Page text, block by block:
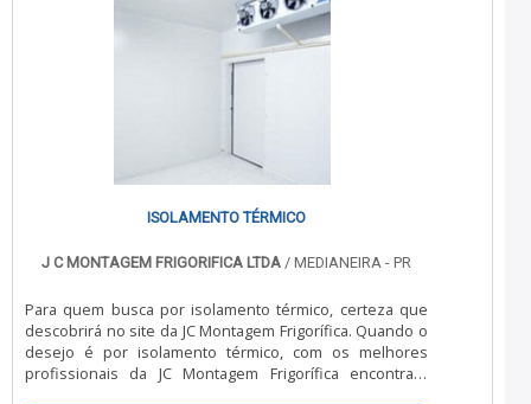
segurança, qualificações construídas por focar suas
ações no resultado final, tendo escritório de alta
qualidade onde são realizadas as atividades e
tecnologia altamente avançada. Tudo isso, somado à
performance de uma equipe multidisciplinar de
consultores associados e profissionais qualificados,
ISOLAMENTO TÉRMICO
J C MONTAGEM FRIGORIFICA LTDA / MEDIANEIRA - PR
Para quem busca por isolamento térmico, certeza que
descobrirá no site da JC Montagem Frigorífica. Quando o
desejo é por isolamento térmico, com os melhores
profissionais da JC Montagem Frigorífica encontrará